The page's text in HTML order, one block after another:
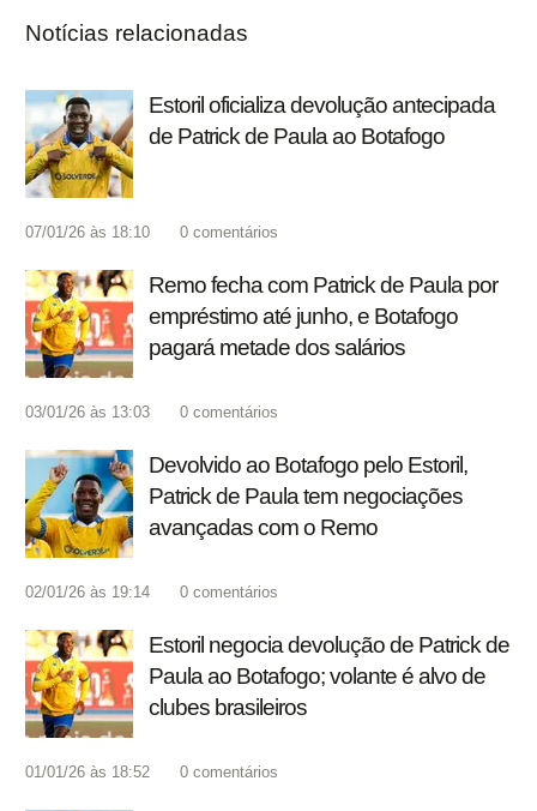
Notícias relacionadas
Estoril oficializa devolução antecipada
de Patrick de Paula ao Botafogo
07/01/26 às 18:10 0 comentários
Remo fecha com Patrick de Paula por
empréstimo até junho, e Botafogo
pagará metade dos salários
03/01/26 às 13:03 0 comentários
Devolvido ao Botafogo pelo Estoril,
Patrick de Paula tem negociações
avançadas com o Remo
02/01/26 às 19:14 0 comentários
Estoril negocia devolução de Patrick de
Paula ao Botafogo; volante é alvo de
clubes brasileiros
01/01/26 às 18:52 0 comentários